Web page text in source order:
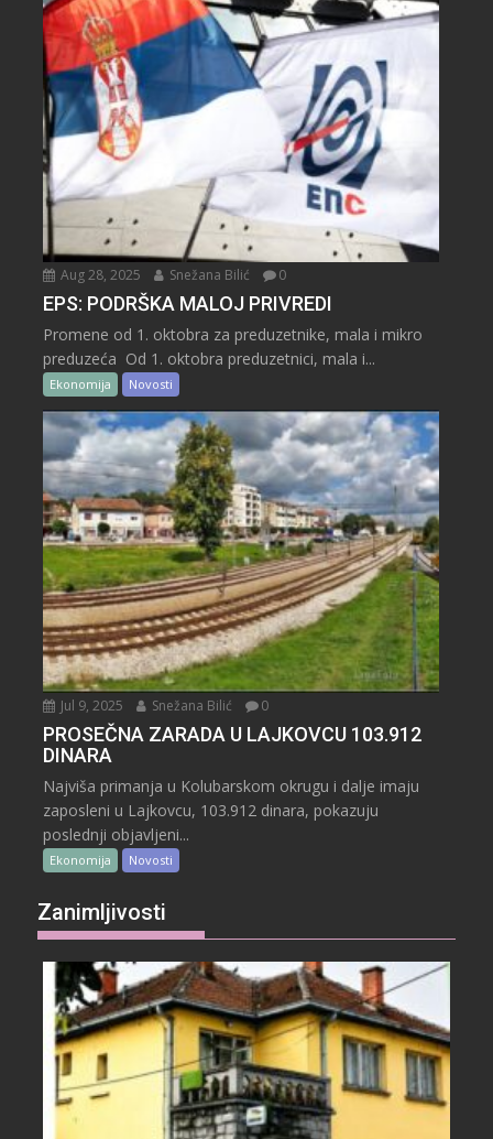
Aug 28, 2025 Snežana Bilić 0
EPS: PODRŠKA MALOJ PRIVREDI
Promene od 1. oktobra za preduzetnike, mala i mikro
preduzeća Od 1. oktobra preduzetnici, mala i...
Ekonomija Novosti
Jul 9, 2025 Snežana Bilić 0
PROSEČNA ZARADA U LAJKOVCU 103.912
DINARA
Najviša primanja u Kolubarskom okrugu i dalje imaju
zaposleni u Lajkovcu, 103.912 dinara, pokazuju
poslednji objavljeni...
Ekonomija Novosti
Zanimljivosti